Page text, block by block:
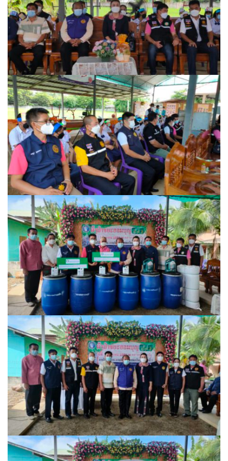
ปรางค์ทองแมนชั่น
ปวินท์ศิลป์แกลอรี่แอนด์รีสอร์ท
ปัว พาโนราม่า รีสอร์ท
ปัวตรึงใจ๋ รีสอร์ท
ปัวนาน่านแคมป์ปิ้ง
ปัวพัตรา โฮเทล
ปัวพาราไดซ์เพลส
ปัวสบายรีสอร์ท
ปัวเดอวิว บูติค รีสอร์ท
ปัวแฮปปี้รีสอร์ท
ปางชมภูโฮมสเตย์
ปาริชาติเพลส
ภิรมณเพลส
ภูรีสอร์ท
มองดูปัวคอทเทจ
ริมดอยรีสอร์ท
ริมน้ำปัวแคมป์ปิ้ง
ฤทธิ์รดาโฮม
ลองนอนนา